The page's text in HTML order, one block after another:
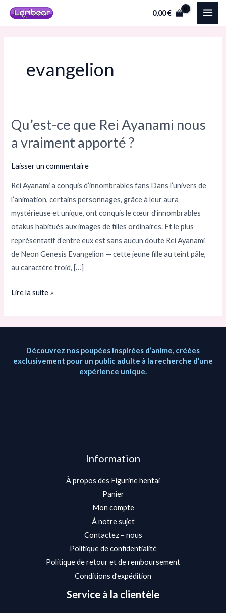
Aller
0,00€
evangelion
Qu’est-ce que Rei Ayanami nous
a vraiment apporté ?
Laisser un commentaire
Rei Ayanami a conquis d’innombrables fans Dans l’univers de
l’animation, certains personnages, grâce à leur aura
mystérieuse et unique, ont conquis le cœur d’innombrables
otakus habitués aux images de filles ordinaires. Et le plus
représentatif d’entre eux est sans aucun doute Rei Ayanami
de Neon Genesis Evangelion — cette jeune fille au teint pâle,
au caractère froid, […]
Qu’est-
que
Rei
nous
a
vraiment
apporté
?
Lire la suite »
Découvrez nos poupées inspirées d’anime, créées
exclusivement pour un public adulte à la recherche d’une
expérience unique.
Information
À propos des Figurine hentai
Panier
Mon compte
À notre sujet
Contactez – nous
Politique de confidentialité
Politique de retour et de remboursement
Conditions d’expédition
Service à la clientèle